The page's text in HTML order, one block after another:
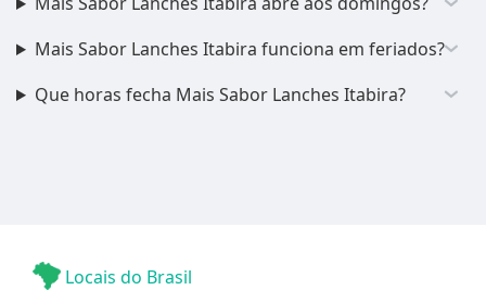
Mais Sabor Lanches Itabira funciona em feriados?
Que horas fecha Mais Sabor Lanches Itabira?
Locais do Brasil